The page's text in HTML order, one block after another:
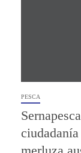
PESCA